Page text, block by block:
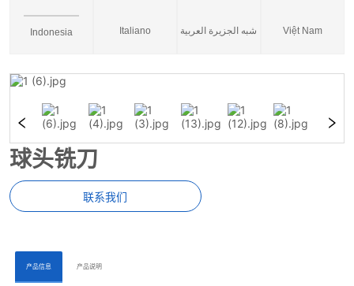
Indonesia Italiano شبه الجزيرة العربية Việt Nam
球头铣刀
联系我们
ㅤㅤ产品信息ㅤㅤ ㅤㅤ产品说明ㅤㅤ